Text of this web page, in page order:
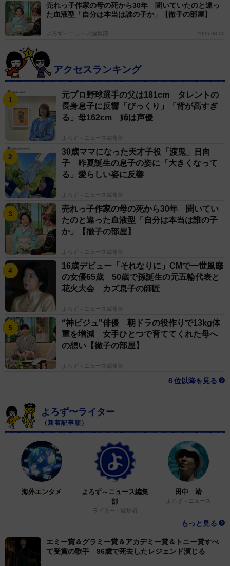
売れっ子作家の母の死から30年 聞いていたのと違っ
た血液型「自分は本当は誰の子か」【徹子の部屋】
よろず～ニュース編集部 2026.08.06
アクセスランキング
元プロ野球選手の父は181cm タレントの
長身息子に反響「びっくり」「背が高すぎ
る」母162cm 姉は声優
よろず～ニュース編集部
30歳ママになった天才子役「渡鬼」日向
子 昨夏誕生の息子の姿に「大きくなって
る」愛らしい姿に反響
よろず～ニュース編集部
売れっ子作家の母の死から30年 聞いてい
たのと違った血液型「自分は本当は誰の子
か」【徹子の部屋】
よろず～ニュース編集部
16歳デビュー「それなりに」CMで一世風靡
の女優65歳 50歳で孫誕生の元五輪代表と
花火大会 カズ息子の師匠
よろず～ニュース編集部
“神ビジュ"俳優 朝ドラの役作りで13kg体
重を増減 女手ひとつで育ててくれた母へ
の想い【徹子の部屋】
よろず～ニュース編集部
６位以降を見る
よろず〜ライター
（新着記事順）
海外エンタメ
よろず～ニュース編集
部
ライター・編集者
田中 靖
よろず～ニュース
もっと見る
エミー賞＆グラミー賞＆アカデミー賞＆トニー賞すべ
て受賞の歌手 96歳で死去したレジェンド演じる